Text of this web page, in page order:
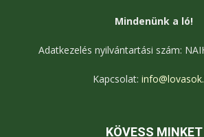
Mindenünk a ló!
Adatkezelés nyilvántartási szám:
Kapcsolat:
KÖVESS MINKET